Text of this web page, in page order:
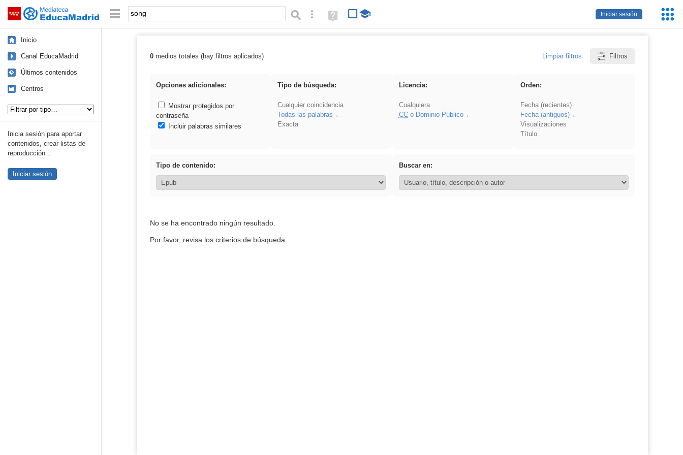
Saltar navegación
Iniciar sesión
Palabra o frase: Búsqueda avanzada
Ayuda
(en
Inicio
Canal EducaMadrid
Últimos contenidos
Centros
Inicia sesión para aportar
contenidos, crear listas de
reproducción...
Iniciar sesión
Resultados de: song
0medios totales (hay filtros aplicados) Limpiar filtros Filtros
Opciones adicionales:
Mostrar protegidos por
contraseña
Incluir palabras similares
Tipo de búsqueda:
Cualquier coincidencia
Todas las palabras
Exacta
Licencia:
Cualquiera
CCo Dominio Público
Orden:
Fecha (recientes)
Fecha (antiguos)
Visualizaciones
Título
Tipo de contenido: Buscar en:
No se ha encontrado ningún resultado.
Por favor, revisa los criterios de búsqueda.